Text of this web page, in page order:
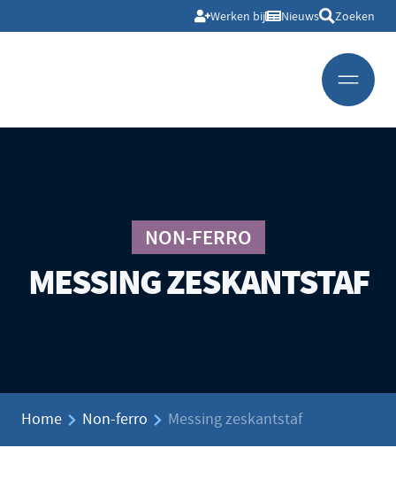
Werken bij Nieuws Zoeken
NON-FERRO
MESSING ZESKANTSTAF
Home Non-ferro Messing zeskantstaf